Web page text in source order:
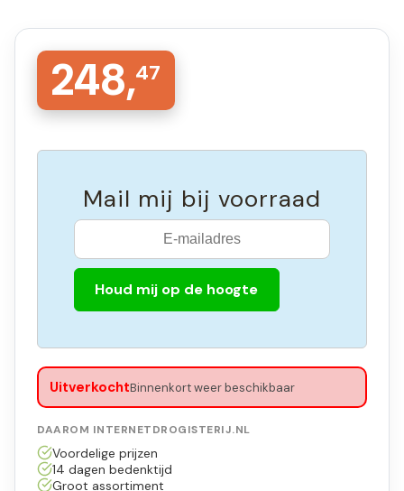
248,47
Mail mij bij voorraad
Houd mij op de hoogte
UitverkochtBinnenkort weer beschikbaar
DAAROM INTERNETDROGISTERIJ.NL
Voordelige prijzen
14 dagen bedenktijd
Groot assortiment